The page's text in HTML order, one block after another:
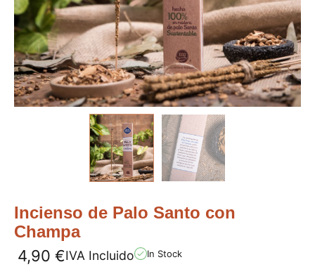
Incienso de Palo Santo con
Champa
4,90 €IVA Incluido In Stock